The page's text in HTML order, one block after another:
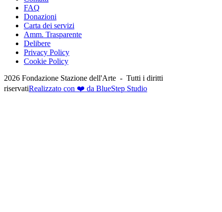
FAQ
Donazioni
Carta dei servizi
Amm. Trasparente
Delibere
Privacy Policy
Cookie Policy
2026 Fondazione Stazione dell'Arte - Tutti i diritti
riservatiRealizzato con ❤️ da BlueStep Studio